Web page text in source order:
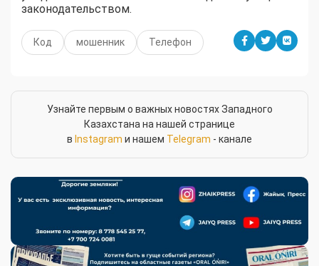
законодательством.
Код мошенник Телефон
Узнайте первым о важных новостях Западного
Казахстана на нашей странице
в Instagram и нашем Telegram - канале